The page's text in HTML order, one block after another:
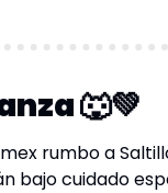
🐺💚
rumbo a
bajo cuidado